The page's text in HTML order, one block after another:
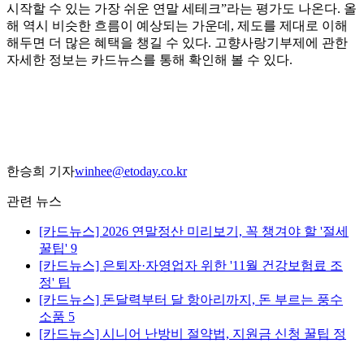
시작할 수 있는 가장 쉬운 연말 세테크”라는 평가도 나온다. 올
해 역시 비슷한 흐름이 예상되는 가운데, 제도를 제대로 이해
해두면 더 많은 혜택을 챙길 수 있다. 고향사랑기부제에 관한
자세한 정보는 카드뉴스를 통해 확인해 볼 수 있다.
한승희 기자winhee@etoday.co.kr
관련 뉴스
[카드뉴스] 2026 연말정산 미리보기, 꼭 챙겨야 할 '절세
꿀팁' 9
[카드뉴스] 은퇴자·자영업자 위한 '11월 건강보험료 조
정' 팁
[카드뉴스] 돈달력부터 달 항아리까지, 돈 부르는 풍수
소품 5
[카드뉴스] 시니어 난방비 절약법, 지원금 신청 꿀팁 정